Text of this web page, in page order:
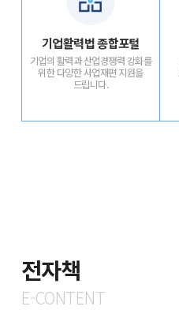
기업활력법 종합포털
기업의 활력과 산업경쟁력 강화를
위한다양한 사업재편 지원을
드립니다.
전자책
E-CONTENT